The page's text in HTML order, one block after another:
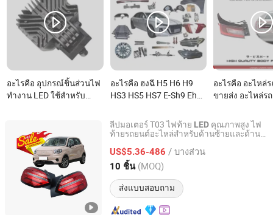
อะไรคือ อุปกรณ์ชิ้นส่วนไฟ
ทำงาน LED ใช้สำหรับ
อะไรคือ ฮงฉี H5 H6 H9
HS3 HS5 HS7 E-Sh9 Eh7
LED และไฟเบรกแท้สำหรับ
รถยนต์
อะไรคือ อะไหล่
ขายส่ง อะไหล่ร
แบ็คไลท์ ไฟท้า
สำหรับโตโยต้า
ลีปมอเตอร์ T03 ไฟท้าย LED คุณภาพสูง ไฟ
ท้ายรถยนต์อะไหล่สำหรับด้านซ้ายและด้าน
US$5.36-486 / บางส่วน
10 ชิ้น (MOQ)
ส่งแบบสอบถาม
Chongqing Shiwei Technology Co., Ltd
Chongqing, China อัตราจาก 2023